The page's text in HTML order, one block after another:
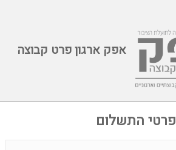
אפק ארגון פרט קבוצה
פרטי התשלום